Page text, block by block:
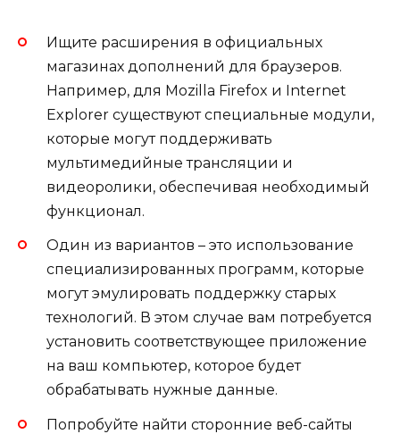
Ищите расширения в официальных
магазинах дополнений для браузеров.
Например, для Mozilla Firefox и Internet
Explorer существуют специальные модули,
которые могут поддерживать
мультимедийные трансляции и
видеоролики, обеспечивая необходимый
функционал.
Один из вариантов – это использование
специализированных программ, которые
могут эмулировать поддержку старых
технологий. В этом случае вам потребуется
установить соответствующее приложение
на ваш компьютер, которое будет
обрабатывать нужные данные.
Попробуйте найти сторонние веб-сайты